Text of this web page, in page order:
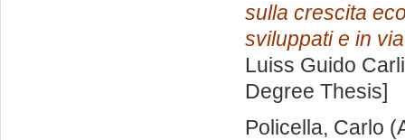
sulla crescita
sviluppati e in
Luiss Guido
Degree Thesis]
Policella, Carlo